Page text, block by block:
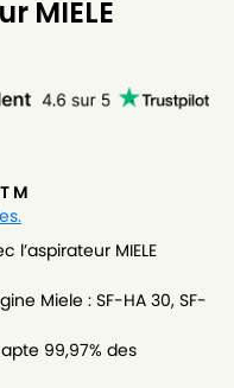
MIELE
M
l’aspirateur MIELE
Miele : SF-HA 30, SF-
99,97% des